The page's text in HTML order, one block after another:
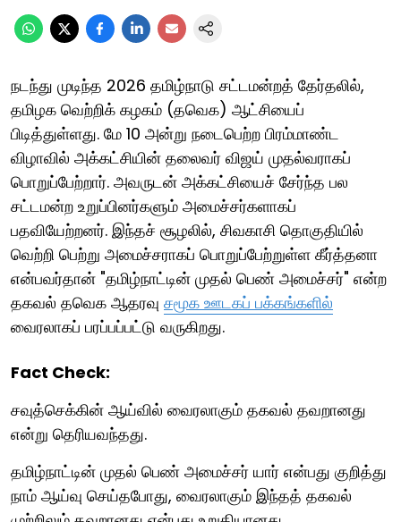
நடந்து முடிந்த 2026 தமிழ்நாடு சட்டமன்றத் தேர்தலில்,
தமிழக வெற்றிக் கழகம் (தவெக) ஆட்சியைப்
பிடித்துள்ளது. மே 10 அன்று நடைபெற்ற பிரம்மாண்ட
விழாவில் அக்கட்சியின் தலைவர் விஜய் முதல்வராகப்
பொறுப்பேற்றார். அவருடன் அக்கட்சியைச் சேர்ந்த பல
சட்டமன்ற உறுப்பினர்களும் அமைச்சர்களாகப்
பதவியேற்றனர். ​இந்தச் சூழலில், சிவகாசி தொகுதியில்
வெற்றி பெற்று அமைச்சராகப் பொறுப்பேற்றுள்ள கீர்த்தனா
என்பவர்தான் "தமிழ்நாட்டின் முதல் பெண் அமைச்சர்" என்ற
தகவல் தவெக ஆதரவு சமூக ஊடகப் பக்கங்களில்
வைரலாகப் பரப்பப்பட்டு வருகிறது.
Fact Check:
சவுத்செக்கின் ஆய்வில் வைரலாகும் தகவல் தவறானது
என்று தெரியவந்தது.
தமிழ்நாட்டின் முதல் பெண் அமைச்சர் யார் என்பது குறித்து
நாம் ஆய்வு செய்தபோது, வைரலாகும் இந்தத் தகவல்